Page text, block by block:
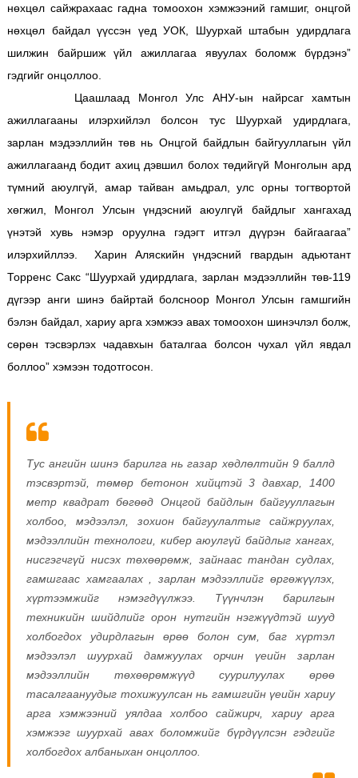
нөхцөл сайжрахаас гадна томоохон хэмжээний гамшиг, онцгой
нөхцөл байдал үүссэн үед УОК, Шуурхай штабын удирдлага
шилжин байршиж үйл ажиллагаа явуулах боломж бүрдэнэ”
гэдгийг онцоллоо.
Цаашлаад Монгол Улс АНУ-ын найрсаг хамтын
ажиллагааны илэрхийлэл болсон тус Шуурхай удирдлага,
зарлан мэдээллийн төв нь Онцгой байдлын байгууллагын үйл
ажиллагаанд бодит ахиц дэвшил болох төдийгүй Монголын ард
түмний аюулгүй, амар тайван амьдрал, улс орны тогтвортой
хөгжил, Монгол Улсын үндэсний аюулгүй байдлыг хангахад
үнэтэй хувь нэмэр оруулна гэдэгт итгэл дүүрэн байгаагаа”
илэрхийллээ. Харин Аляскийн үндэсний гвардын адьютант
Торренс Сакс “Шуурхай удирдлага, зарлан мэдээллийн төв-119
дүгээр анги шинэ байртай болсноор Монгол Улсын гамшгийн
бэлэн байдал, хариу арга хэмжээ авах томоохон шинэчлэл болж,
сөрөн тэсвэрлэх чадавхын баталгаа болсон чухал үйл явдал
боллоо” хэмээн тодотгосон.
Тус ангийн шинэ барилга нь газар хөдлөлтийн 9 баллд
тэсвэртэй, төмөр бетонон хийцтэй 3 давхар, 1400
метр квадрат бөгөөд Онцгой байдлын байгууллагын
холбоо, мэдээлэл, зохион байгуулалтыг сайжруулах,
мэдээллийн технологи, кибер аюулгүй байдлыг хангах,
нисгэгчгүй нисэх төхөөрөмж, зайнаас тандан судлах,
гамшгаас хамгаалах , зарлан мэдээллийг өргөжүүлэх,
хүртээмжийг нэмэгдүүлжээ. Түүнчлэн барилгын
техникийн шийдлийг орон нутгийн нэгжүүдтэй шууд
холбогдох удирдлагын өрөө болон сум, баг хүртэл
мэдээлэл шуурхай дамжуулах орчин үеийн зарлан
мэдээллийн төхөөрөмжүүд суурилуулах өрөө
тасалгаануудыг тохижуулсан нь гамшгийн үеийн хариу
арга хэмжээний уялдаа холбоо сайжирч, хариу арга
хэмжээг шуурхай авах боломжийг бүрдүүлсэн гэдгийг
холбогдох албаныхан онцоллоо.